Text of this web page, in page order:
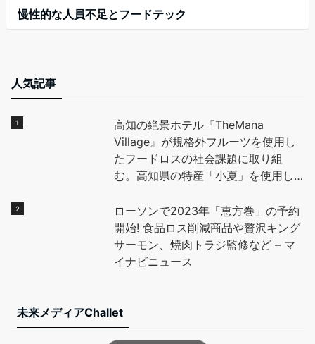
慢性的な人員不足とフードテック
人気記事
高知の絶景ホテル『TheMana
Village』が規格外フルーツを使用し
たフードロスの社会課題に取り組
む。高知県の特産「小夏」を使用し
全国に魅力を発信。 – PR TIMES
ローソンで2023年「恵方巻」の予約
開始! 食品ロス削減商品や贅沢キング
サーモン、焼肉トラジ監修など – マ
イナビニュース
未来メディアChallet